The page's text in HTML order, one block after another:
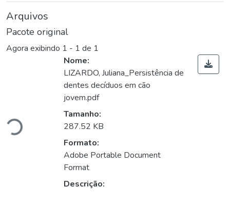
Arquivos
Pacote original
Agora exibindo 1 - 1 de 1
Nome:
LIZARDO, Juliana_Persistência de
dentes decíduos em cão
jovem.pdf
Tamanho:
287.52 KB
Formato:
Adobe Portable Document
Format
Descrição: